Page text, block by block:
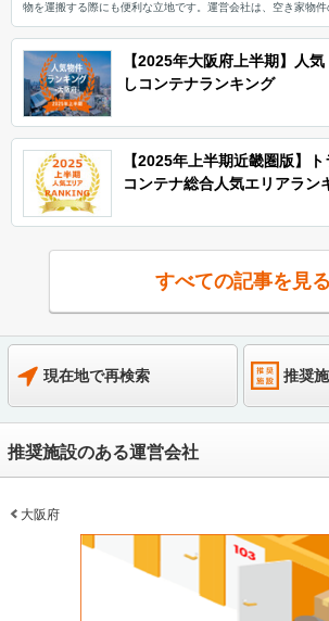
物を運搬する際にも便利な立地です。運営会社は、空き家物
会社です。今回は「TRUNKUEMACHI」の特長や利用用途な
「TRUNKUEMACHI」の特長を教えてください。 「TRUNKUEMACHI」は、デザインリフ
ォームして作ったおしゃれなトランクルームです。外観や内
計しています。大切な荷物を安心して保管頂けるように、防犯
しておりセキュリティサービスが充実しています。本ビルの
になります。また当社の事務所は同じ建物内にありますので、
をいただけます。（動画撮影でのご案内も可能） 主にどんな方がご利用されているのでし
園など公園が豊富にあり、タワーマンションを含めたマンシ
く、落ち着いた街のエリアです。そのため、周辺エリアの個人
するためにご利用いただくケースが多いです。 1Fの店頭が電
のポート設置場所になっていまして、電動アシスト自転車を借
クルームがあることを知っていただく機会になり、借りていた
保管できるように、1F施設入口の鍵と区画ごとに鍵を設置し
問にも対応しやすい環境が整っています。また施設の清掃や
ししており、エレベータを完備しておりますので重たい荷物を
4,700円(税込)から23,210円(税込)までの大中小規模のトラン
ただけます。契約に関しましては、WEB契約が可能ですので
はありません。（ご契約後の鍵は郵送になります）紙ベースで
のでお気軽にご相談ください。お支払いに関しましては、クレ
であり、そのコンセプトが「TRUNKUEMACHI」の施設入口外
た。また、施設室内の内装に関しても上品で落ち着いた印象
所があることから、設備面だけでないセキュリティ面や管理
いサービスと価値を提供する企業である事を印象受けました。
【2025年大阪府上半期】人
しコンテナランキング
【2025年上半期近畿圏版】
コンテナ総合人気エリアラン
すべての記事を見る
現在地で再検索 推奨
推奨施設のある運営会社
大阪府